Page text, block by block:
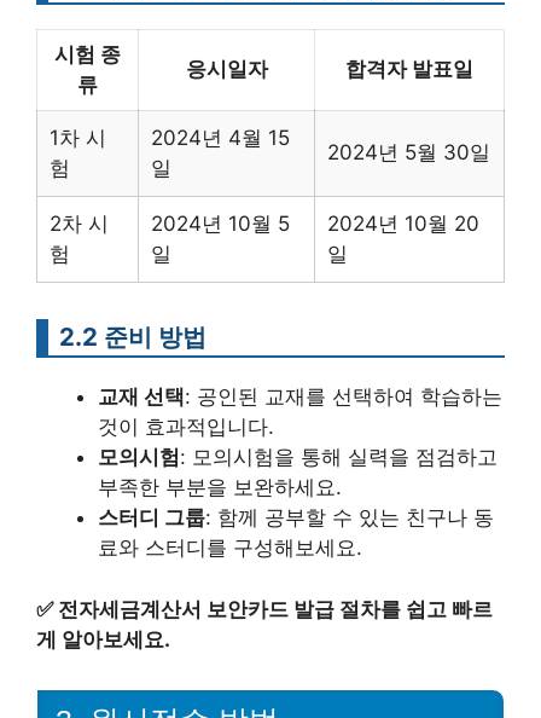
시험 종
류
응시일자 합격자 발표일
1차 시
험
2024년 4월 15
일
2024년 5월 30일
2차 시
험
2024년 10월 5
일
2024년 10월 20
일
2.2 준비 방법
교재 선택: 공인된 교재를 선택하여 학습하는
것이 효과적입니다.
모의시험: 모의시험을 통해 실력을 점검하고
부족한 부분을 보완하세요.
스터디 그룹: 함께 공부할 수 있는 친구나 동
료와 스터디를 구성해보세요.
✅ 전자세금계산서 보안카드 발급 절차를 쉽고 빠르
게 알아보세요.